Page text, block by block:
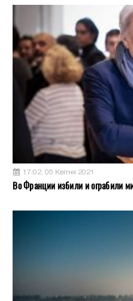
17:02, 05 Квітня 2021
Во Франции избили и ограбили